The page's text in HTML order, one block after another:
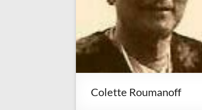
Colette Roumanoff